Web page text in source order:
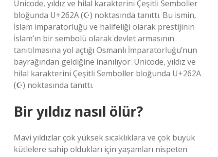
Unicode, yıldız ve hilal karakterini Çeşitli Semboller
bloğunda U+262A (☪) noktasında tanıttı. Bu ismin,
İslam imparatorluğu ve halifeliği olarak prestijinin
İslam’ın bir sembolü olarak devlet armasının
tanıtılmasına yol açtığı Osmanlı İmparatorluğu’nun
bayrağından geldiğine inanılıyor. Unicode, yıldız ve
hilal karakterini Çeşitli Semboller bloğunda U+262A
(☪) noktasında tanıttı.
Bir yıldız nasıl ölür?
Mavi yıldızlar çok yüksek sıcaklıklara ve çok büyük
kütlelere sahip oldukları için yaşamları nispeten